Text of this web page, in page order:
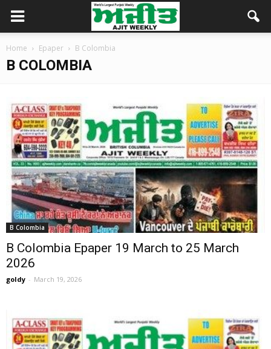
Home Epaper B Colombia
B COLOMBIA
B Colombia
B Colombia Epaper 19 March to 25 March
2026
goldy - March 19, 2026